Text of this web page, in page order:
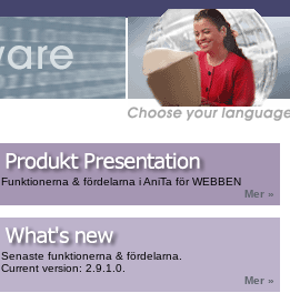
Funktionerna & fördelarna i AniTa för WEBBEN
Mer »
Senaste funktionerna & fördelarna.
Current version: 2.9.1.0.
Mer »